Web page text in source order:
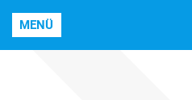
MENÜ